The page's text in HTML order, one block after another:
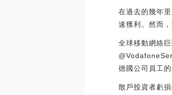
在過去的幾年
速獲利。然而
全球移動網絡
德國公司員工
散戶投資者虧